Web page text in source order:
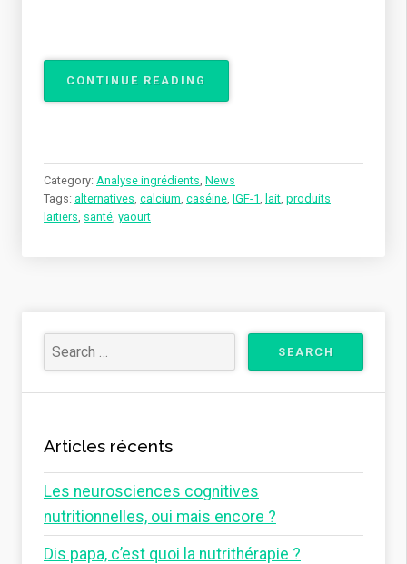
CONTINUE READING
:
?
BIENFAITS,
ÉCLAIRÉ »
Category: Analyse ingrédients, News
Tags: alternatives, calcium, caséine, IGF-1, lait, produits
laitiers, santé, yaourt
Articles récents
Les neurosciences cognitives
nutritionnelles, oui mais encore ?
Dis papa, c’est quoi la nutrithérapie ?